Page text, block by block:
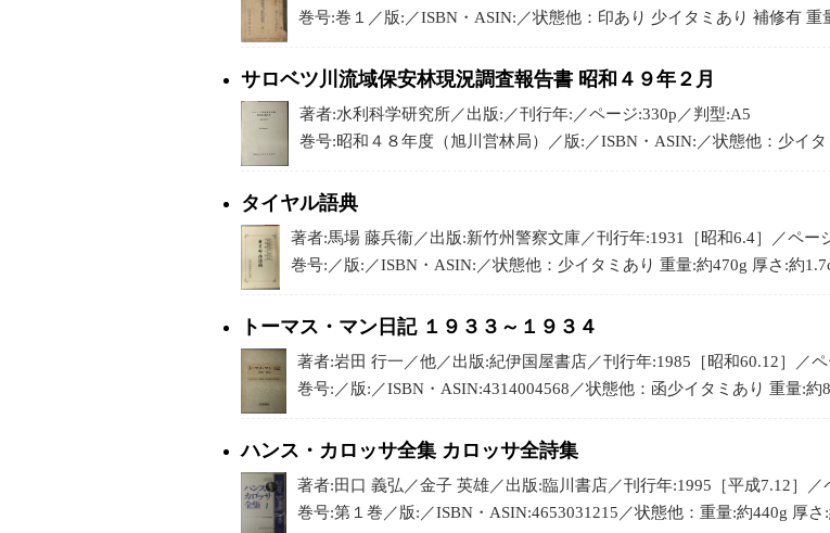
巻号:巻１／版:／ISBN・ASIN:／状態他：印あり 少イタミあり 補修有 重
サロベツ川流域保安林現況調査報告書 昭和４９年２月
著者:水利科学研究所／出版:／刊行年:／ページ:330p／判型:A5
巻号:昭和４８年度（旭川営林局）／版:／ISBN・ASIN:／状態他：少イ
タイヤル語典
著者:馬場 藤兵衞／出版:新竹州警察文庫／刊行年:1931［昭和6.4］／ペー
巻号:／版:／ISBN・ASIN:／状態他：少イタミあり 重量:約470g 厚さ:約
トーマス・マン日記 １９３３～１９３４
著者:岩田 行一／他／出版:紀伊国屋書店／刊行年:1985［昭和60.12］／
巻号:／版:／ISBN・ASIN:4314004568／状態他：函少イタミあり 重量:約
ハンス・カロッサ全集 カロッサ全詩集
著者:田口 義弘／金子 英雄／出版:臨川書店／刊行年:1995［平成7.12］／
巻号:第１巻／版:／ISBN・ASIN:4653031215／状態他：重量:約440g 厚さ